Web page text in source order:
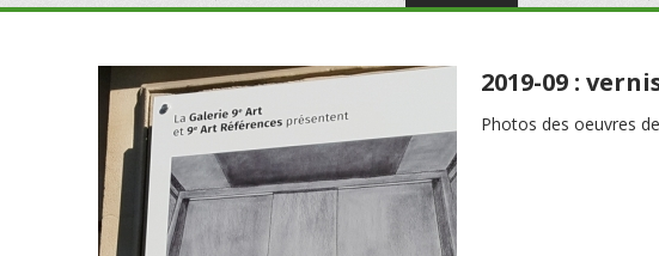
2019-09 :
Photos des oeuvres